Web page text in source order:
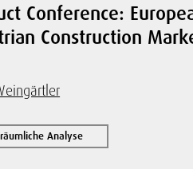
Conference:
Construction
Analyse